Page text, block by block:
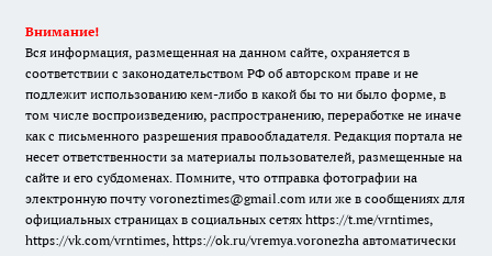
Внимание!
Вся информация, размещенная на данном сайте, охраняется в
соответствии с законодательством РФ об авторском праве и не
подлежит использованию кем-либо в какой бы то ни было форме, в
том числе воспроизведению, распространению, переработке не иначе
как с письменного разрешения правообладателя. Редакция портала не
несет ответственности за материалы пользователей, размещенные на
сайте и его субдоменах. Помните, что отправка фотографии на
электронную почту voroneztimes@gmail.com или же в сообщениях для
официальных страницах в социальных сетях https://t.me/vrntimes,
https://vk.com/vrntimes, https://ok.ru/vremya.voronezha автоматически